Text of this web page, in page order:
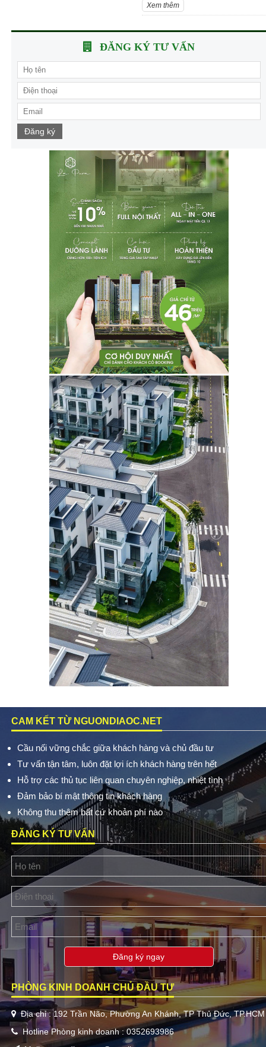
Xem thêm
ĐĂNG KÝ TƯ VẤN
Đăng ký
CAM KẾT TỪ NGUONDIAOC.NET
Cầu nối vững chắc giữa khách hàng và chủ đầu tư
Tư vấn tận tâm, luôn đặt lợi ích khách hàng trên hết
Hỗ trợ các thủ tục liên quan chuyên nghiệp, nhiệt tình
Đảm bảo bí mật thông tin khách hàng
Không thu thêm bất cứ khoản phí nào
ĐĂNG KÝ TƯ VẤN
Đăng ký ngay
PHÒNG KINH DOANH CHỦ ĐẦU TƯ
Địa chỉ : 192 Trần Não, Phường An Khánh, TP Thủ Đức, TP.HCM
Hotline Phòng kinh doanh : 0352693986